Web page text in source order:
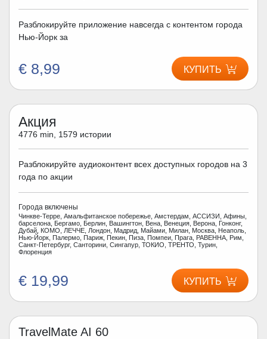
Разблокируйте приложение навсегда с контентом города
Нью-Йорк за
€ 8,99 КУПИТЬ
Акция
4776 min, 1579 истории
Разблокируйте аудиоконтент всех доступных городов на 3
года по акции
Города включены
Чинкве-Терре, Амальфитанское побережье, Амстердам, АССИЗИ, Афины,
барселона, Бергамо, Берлин, Вашингтон, Вена, Венеция, Верона, Гонконг,
Дубай, КОМО, ЛЕЧЧЕ, Лондон, Мадрид, Майами, Милан, Москва, Неаполь,
Нью-Йорк, Палермо, Париж, Пекин, Пиза, Помпеи, Прага, РАВЕННА, Рим,
Санкт-Петербург, Санторини, Сингапур, ТОКИО, ТРЕНТО, Турин,
Флоренция
€ 19,99 КУПИТЬ
TravelMate AI 60